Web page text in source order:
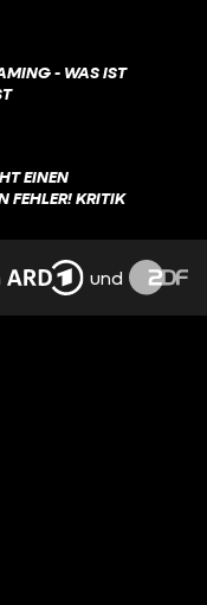
- WAS IST
EINEN
FEHLER! KRITIK
MICH GAR NICHT,
DIE NICHT
und